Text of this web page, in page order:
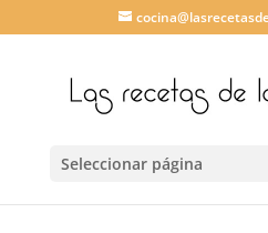
Seleccionar página